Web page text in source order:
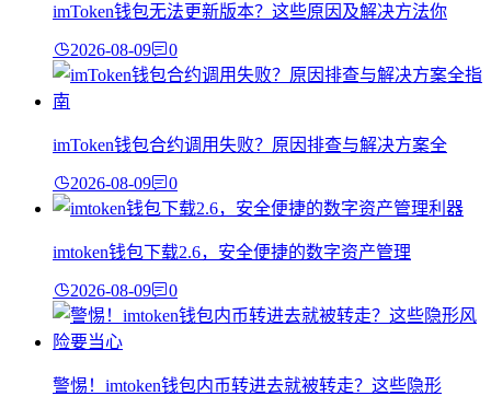
imToken钱包无法更新版本？这些原因及解决方法你
2026-08-09 0
imToken钱包合约调用失败？原因排查与解决方案全
2026-08-09 0
imtoken钱包下载2.6，安全便捷的数字资产管理
2026-08-09 0
警惕！imtoken钱包内币转进去就被转走？这些隐形